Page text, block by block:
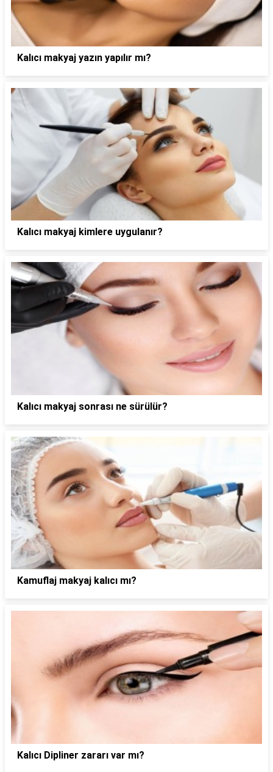
Kalıcı makyaj yazın yapılır mı?
Kalıcı makyaj kimlere uygulanır?
Kalıcı makyaj sonrası ne sürülür?
Kamuflaj makyaj kalıcı mı?
Kalıcı Dipliner zararı var mı?